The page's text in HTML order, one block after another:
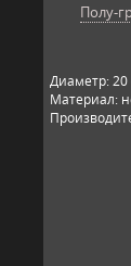
Полу-
Диаметр: 20
Материал: